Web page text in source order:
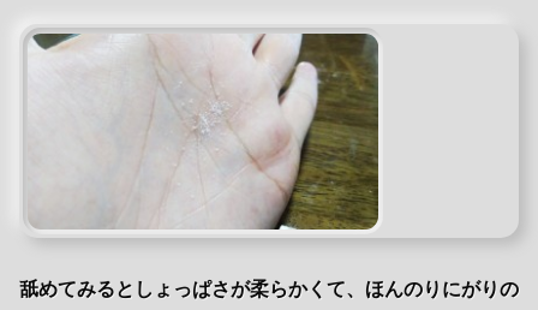
舐めてみるとしょっぱさが柔らかくて、ほんのりにがりの